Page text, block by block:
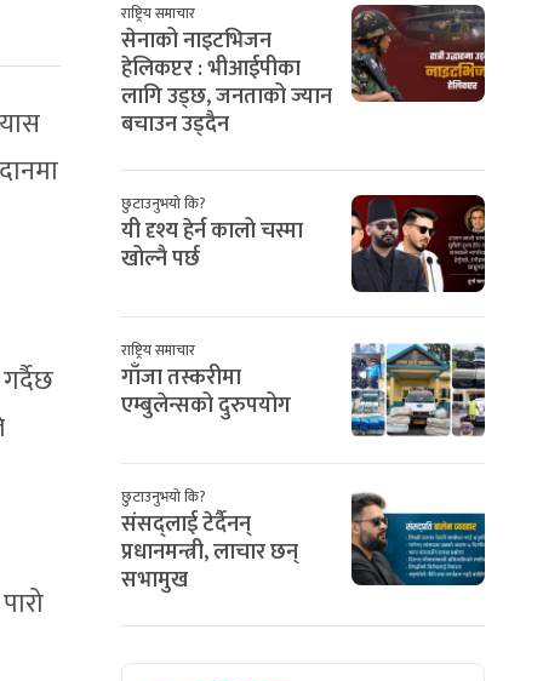
राष्ट्रिय समाचार
सेनाको नाइटभिजन
हेलिकप्टर : भीआईपीका
लागि उड्छ, जनताको ज्यान
बचाउन उड्दैन
छुटाउनुभयो कि?
यी दृश्य हेर्न कालो चस्मा
खोल्नै पर्छ
राष्ट्रिय समाचार
गाँजा तस्करीमा
एम्बुलेन्सको दुरुपयोग
छुटाउनुभयो कि?
संसद्लाई टेर्दैनन्
प्रधानमन्त्री, लाचार छन्
सभामुख